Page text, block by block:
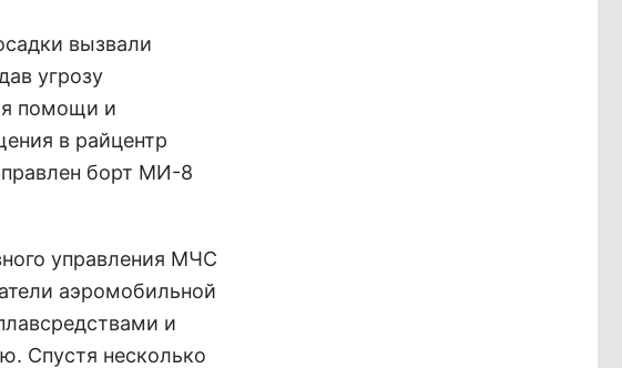
вызвали
угрозу
помощи и
в райцентр
борт МИ-8
управления МЧС
аэромобильной
и
Спустя несколько